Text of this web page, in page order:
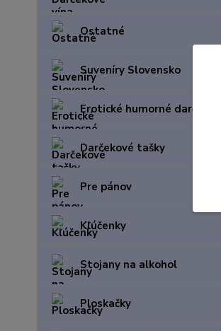
Ostatné
Suveníry Slovensko
Erotické humorné darčeky
Darčekové tašky
Pre pánov
Kľúčenky
Stojany na alkohol
Ploskačky